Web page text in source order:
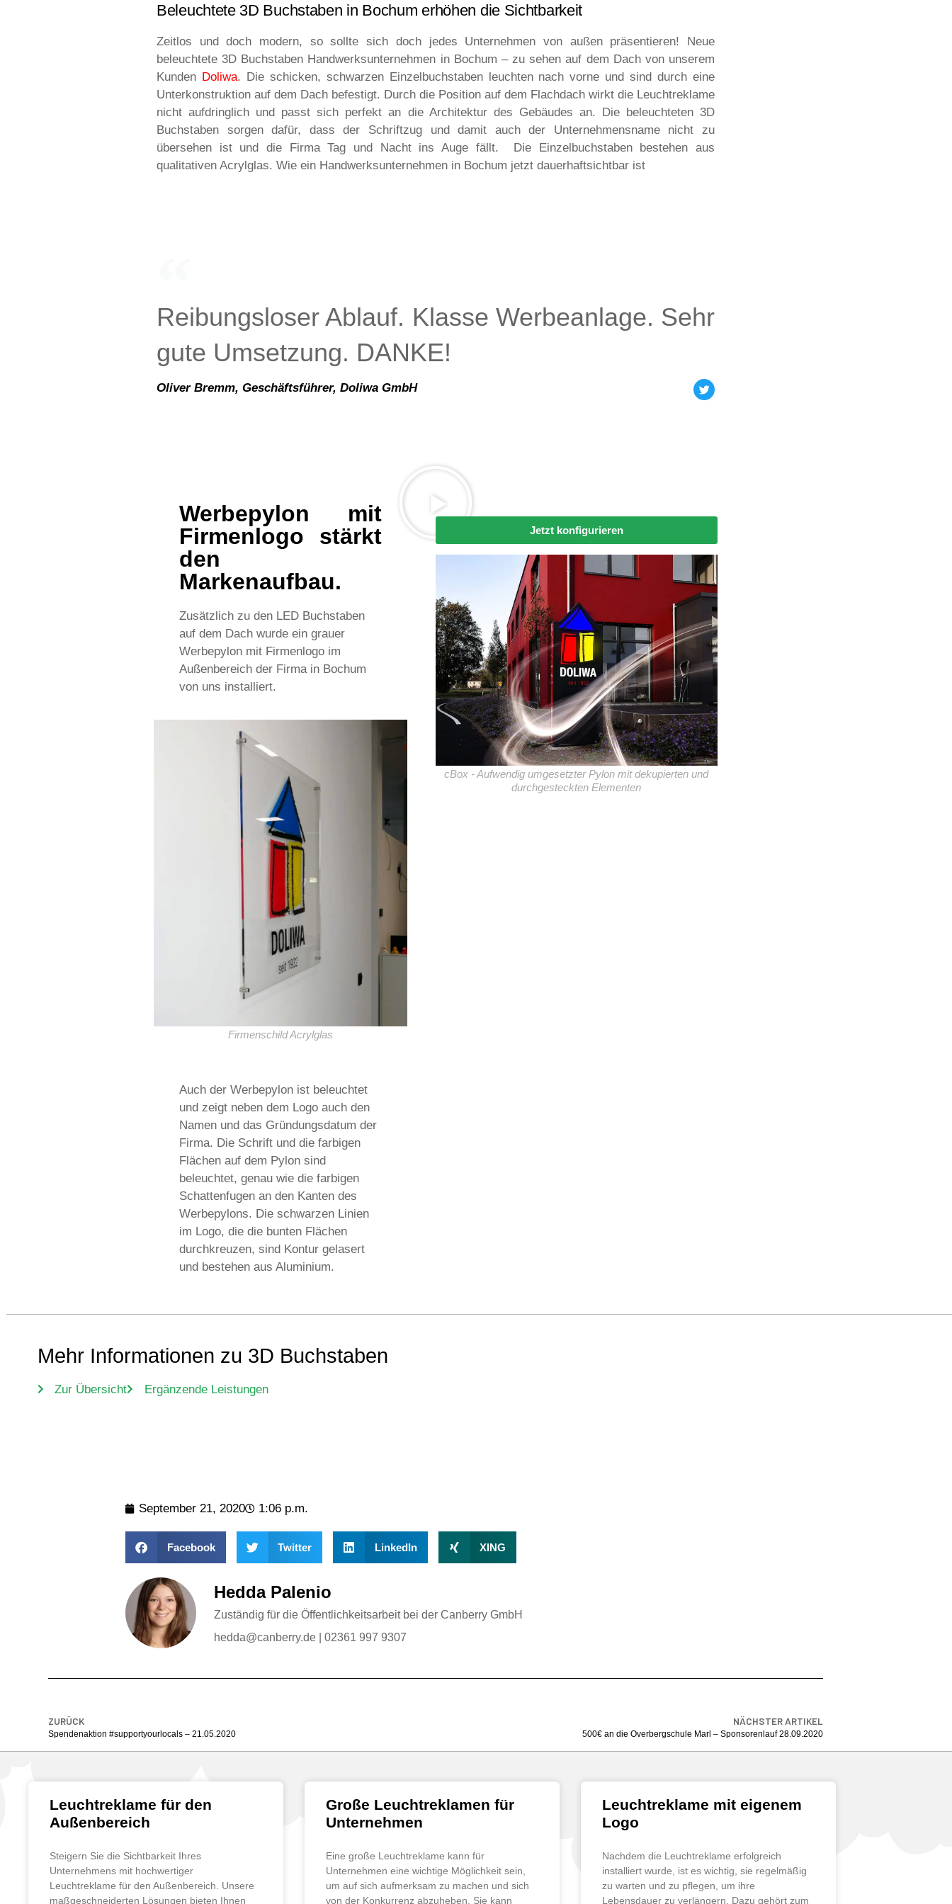
Beleuchtete 3D Buchstaben in Bochum erhöhen die Sichtbarkeit
Zeitlos und doch modern, so sollte sich doch jedes Unternehmen von außen präsentieren! Neue
beleuchtete 3D Buchstaben Handwerksunternehmen in Bochum – zu sehen auf dem Dach von unserem
Kunden Doliwa. Die schicken, schwarzen Einzelbuchstaben leuchten nach vorne und sind durch eine
Unterkonstruktion auf dem Dach befestigt. Durch die Position auf dem Flachdach wirkt die Leuchtreklame
nicht aufdringlich und passt sich perfekt an die Architektur des Gebäudes an. Die beleuchteten 3D
Buchstaben sorgen dafür, dass der Schriftzug und damit auch der Unternehmensname nicht zu
übersehen ist und die Firma Tag und Nacht ins Auge fällt. Die Einzelbuchstaben bestehen aus
qualitativen Acrylglas. Wie ein Handwerksunternehmen in Bochum jetzt dauerhaftsichtbar ist
Reibungsloser Ablauf. Klasse Werbeanlage. Sehr
gute Umsetzung. DANKE!
Oliver Bremm, Geschäftsführer, Doliwa GmbH
Werbepylon mit
Firmenlogo stärkt
den
Markenaufbau.
Zusätzlich zu den LED Buchstaben
auf dem Dach wurde ein grauer
Werbepylon mit Firmenlogo im
Außenbereich der Firma in Bochum
von uns installiert.
Firmenschild Acrylglas
Auch der Werbepylon ist beleuchtet
und zeigt neben dem Logo auch den
Namen und das Gründungsdatum der
Firma. Die Schrift und die farbigen
Flächen auf dem Pylon sind
beleuchtet, genau wie die farbigen
Schattenfugen an den Kanten des
Werbepylons. Die schwarzen Linien
im Logo, die die bunten Flächen
durchkreuzen, sind Kontur gelasert
und bestehen aus Aluminium.
Jetzt konfigurieren
cBox - Aufwendig umgesetzter Pylon mit dekupierten und
durchgesteckten Elementen
Mehr Informationen zu 3D Buchstaben
Zur Übersicht Ergänzende Leistungen
September 21, 2020 1:06 p.m.
Facebook Twitter LinkedIn XING
Hedda Palenio
Zuständig für die Öffentlichkeitsarbeit bei der Canberry GmbH
hedda@canberry.de | 02361 997 9307
ZURÜCK
Spendenaktion #supportyourlocals – 21.05.2020
NÄCHSTER ARTIKEL
500€ an die Overbergschule Marl – Sponsorenlauf 28.09.2020
Leuchtreklame für den
Außenbereich
Steigern Sie die Sichtbarkeit Ihres
Unternehmens mit hochwertiger
Leuchtreklame für den Außenbereich. Unsere
maßgeschneiderten Lösungen bieten Ihnen
Große Leuchtreklamen für
Unternehmen
Eine große Leuchtreklame kann für
Unternehmen eine wichtige Möglichkeit sein,
um auf sich aufmerksam zu machen und sich
von der Konkurrenz abzuheben. Sie kann
Leuchtreklame mit eigenem
Logo
Nachdem die Leuchtreklame erfolgreich
installiert wurde, ist es wichtig, sie regelmäßig
zu warten und zu pflegen, um ihre
Lebensdauer zu verlängern. Dazu gehört zum